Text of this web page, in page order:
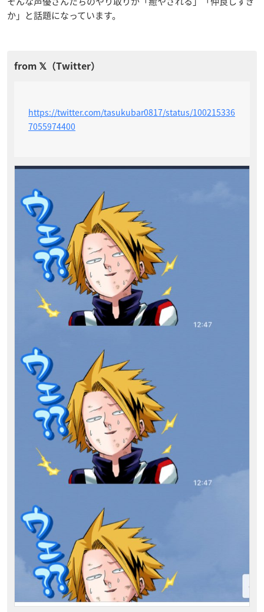
か」と話題になっています。
https://twitter.com/tasukubar0817/status/100215336
7055974400